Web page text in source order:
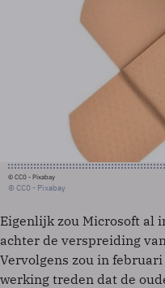
© CC0 - Pixabay
© CC0 - Pixabay
Eigenlijk zou Microsoft al
achter de verspreiding
Vervolgens zou in
werking treden dat de